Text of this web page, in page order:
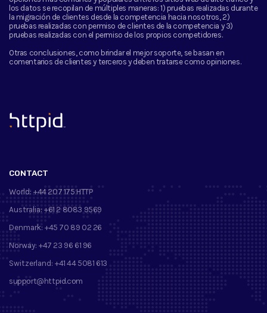
los datos se recopilan de múltiples maneras: 1) pruebas realizadas durante
la migración de clientes desde la competencia hacia nosotros, 2)
pruebas realizadas con permiso de clientes de la competencia y 3)
pruebas realizadas con el permiso de los propios competidores.
Otras conclusiones, como brindar el mejor soporte, se basan en
comentarios de clientes y terceros y deben tratarse como opiniones.
™
CONTACT
World: +44 207 175 HTTP
Australia: +61 2 8083 9569
Denmark: +45 70 89 02 26
Norway: +47 23 96 61 96
Switzerland: +41 44 5081 613
support@httpid.com